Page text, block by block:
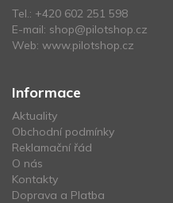
Tel.: +420 602 251 598
E-mail: shop@pilotshop.cz
Web: www.pilotshop.cz
Informace
Aktuality
Obchodní podmínky
Reklamační řád
O nás
Kontakty
Doprava a Platba